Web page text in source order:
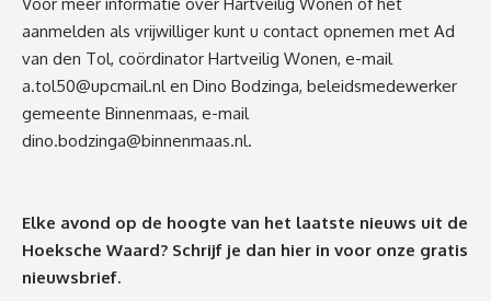
aanmelden als vrijwilliger kunt u contact opnemen met Ad
van den Tol, coördinator Hartveilig Wonen, e-mail
a.tol50@upcmail.nl en Dino Bodzinga, beleidsmedewerker
gemeente Binnenmaas, e-mail
dino.bodzinga@binnenmaas.nl.
Elke avond op de hoogte van het laatste nieuws uit de
Hoeksche Waard? Schrijf je dan hier in voor onze gratis
nieuwsbrief.